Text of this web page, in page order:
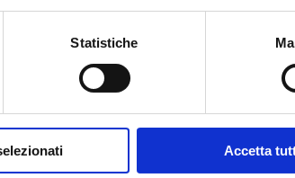
Statistiche
Accetta
ultraspecifici definiti dalla
documentare tutte le misure di